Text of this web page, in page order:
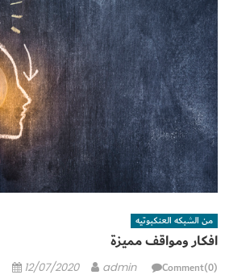
من الشبكه العنكبوتيه
افكار ومواقف مميزة
12/07/2020Author admin Comment(0)